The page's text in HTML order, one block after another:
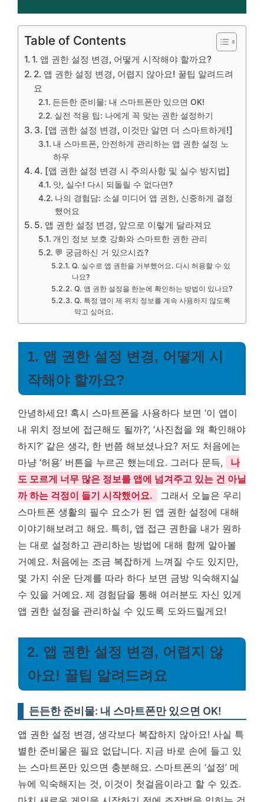
Table of Contents
1. 앱 권한 설정 변경, 어떻게 시작해야 할까요?
2. 앱 권한 설정 변경, 어렵지 않아요! 꿀팁 알려드려
요
든든한 준비물: 내 스마트폰만 있으면 OK!
실전 적용 팁: 나에게 꼭 맞는 권한 설정하기
3. [앱 권한 설정 변경, 이것만 알면 더 스마트하게!]
내 스마트폰, 안전하게 관리하는 앱 권한 설정 노
하우
4. [앱 권한 설정 변경 시 주의사항 및 실수 방지법]
앗, 실수! 다시 되돌릴 수 없다면?
나의 경험담: 소셜 미디어 앱 권한, 신중하게 결정
했어요
5. 앱 권한 설정 변경, 앞으로 이렇게 달라져요
개인 정보 보호 강화와 스마트한 권한 관리
💬 궁금하신 거 있으시죠?
Q. 실수로 앱 권한을 거부했어요. 다시 허용할 수 있
나요?
Q. 앱 권한 설정을 한눈에 확인하는 방법이 있나요?
Q. 특정 앱이 제 위치 정보를 계속 사용하지 않도록
막고 싶어요.
1. 앱 권한 설정 변경, 어떻게 시
작해야 할까요?
안녕하세요! 혹시 스마트폰을 사용하다 보면 ‘이 앱이
내 위치 정보에 접근해도 될까?’, ‘사진첩을 왜 확인해야
하지?’ 같은 생각, 한 번쯤 해보셨나요? 저도 처음에는
마냥 ‘허용’ 버튼을 누르곤 했는데요. 그러다 문득,
나
도 모르게 너무 많은 정보를 앱에 넘겨주고 있는 건 아닐
까 하는 걱정이 들기 시작했어요.
그래서 오늘은 우리
스마트폰 생활의 필수 요소가 된 앱 권한 설정에 대해
이야기해보려고 해요. 특히, 앱 접근 권한을 내가 원하
는 대로 설정하고 관리하는 방법에 대해 함께 알아볼
거예요. 처음에는 조금 복잡하게 느껴질 수도 있지만,
몇 가지 쉬운 단계를 따라 하다 보면 금방 익숙해지실
수 있을 거예요. 제 경험담을 통해 여러분도 자신 있게
앱 권한 설정을 관리하실 수 있도록 도와드릴게요!
2. 앱 권한 설정 변경, 어렵지 않
아요! 꿀팁 알려드려요
든든한 준비물: 내 스마트폰만 있으면 OK!
앱 권한 설정 변경, 생각보다 복잡하지 않아요! 사실 특
별한 준비물은 필요 없답니다. 지금 바로 손에 들고 있
는 스마트폰만 있으면 충분해요. 스마트폰의 ‘설정’ 메
뉴에 익숙해지는 것, 이것이 첫걸음이라고 할 수 있죠.